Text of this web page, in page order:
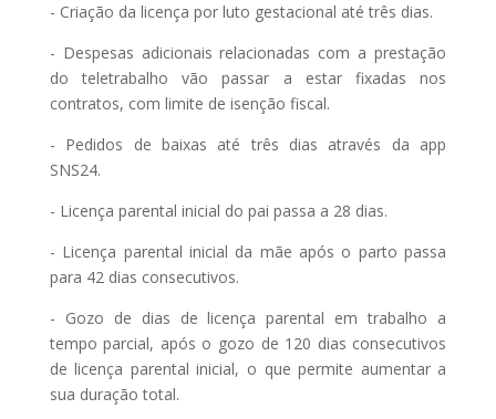
- Criação da licença por luto gestacional até três dias.
- Despesas adicionais relacionadas com a prestação
do teletrabalho vão passar a estar fixadas nos
contratos, com limite de isenção fiscal.
- Pedidos de baixas até três dias através da app
SNS24.
- Licença parental inicial do pai passa a 28 dias.
- Licença parental inicial da mãe após o parto passa
para 42 dias consecutivos.
- Gozo de dias de licença parental em trabalho a
tempo parcial, após o gozo de 120 dias consecutivos
de licença parental inicial, o que permite aumentar a
sua duração total.